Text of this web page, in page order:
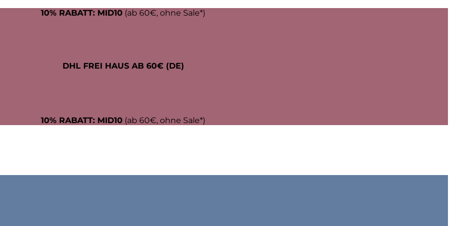
10% RABATT: MID10 (ab 60€, ohne Sale*)
DHL FREI HAUS AB 60€ (DE)
10% RABATT: MID10 (ab 60€, ohne Sale*)